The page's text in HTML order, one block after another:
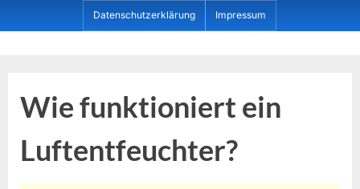
to
Datenschutzerklärung Impressum
Wie funktioniert ein
Luftentfeuchter?